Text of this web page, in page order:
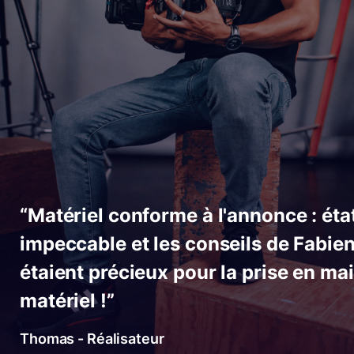
“Matériel conforme à l'annonce :
impeccable et les conseils de
étaient précieux pour la prise en
matériel !”
Thomas - Réalisateur